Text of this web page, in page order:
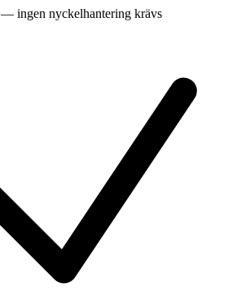
ingen nyckelhantering krävs